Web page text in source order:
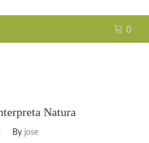
0
Natura
By jose